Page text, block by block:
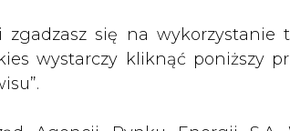
zgadzasz się na wykorzystanie
wystarczy kliknąć poniższy
środowiskową na budowę